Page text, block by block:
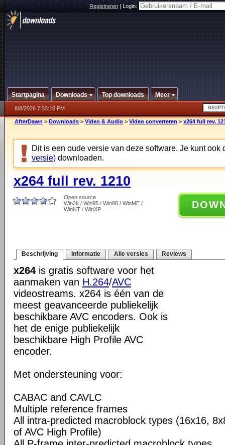
Registreren|Login:
Startpagina Downloads Top downloads Meer
8/8/2026 7:33:10 PM
AfterDawn > Downloads > Video & Audio > Video converteren > x264 full rev.
Dit is een oude versie van deze software. Je kunt ook
versie) downloaden.
x264 full rev. 1210
Open source
Win2k / Win95 / Win98 / WinME /
WinNT / WinXP
Beschrijving Informatie Alle versies Reviews
x264 is gratis software voor het
aanmaken van H.264/AVC
videostreams. x264 is één van de
meest geavanceerde publiekelijk
beschikbare AVC encoders. Ook is
het de enige publiekelijk
beschikbare High Profile AVC
encoder.
Met ondersteuning voor:
CABAC and CAVLC
Multiple reference frames
All intra-predicted macroblock types (16x16,
of AVC High Profile)